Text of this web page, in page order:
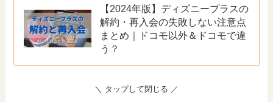
【2024年版】ディズニープラスの
解約・再入会の失敗しない注意点
まとめ｜ドコモ以外＆ドコモで違
う？
＼ タップして閉じる ／